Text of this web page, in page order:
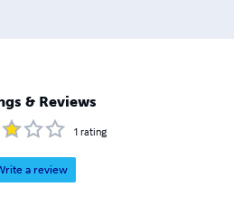
surrender, slavery,
ration
& Reviews
1 rating
a review